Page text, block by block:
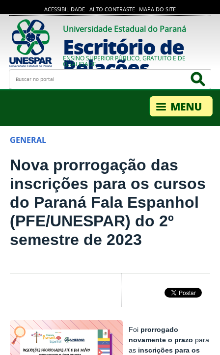
ACESSIBILIDADE ALTO CONTRASTE MAPA DO SITE
Universidade Estadual do Paraná
Escritório de
Relações
Internacionais
ENSINO SUPERIOR PÚBLICO, GRATUITO E DE
QUALIDADE
Busca
GENERAL
Nova prorrogação das
inscrições para os cursos
do Paraná Fala Espanhol
(PFE/UNESPAR) do 2º
semestre de 2023
Foi prorrogado
novamente o prazo para
as inscrições para os